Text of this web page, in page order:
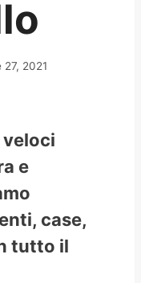
27, 2021
veloci
e
case,
tutto il